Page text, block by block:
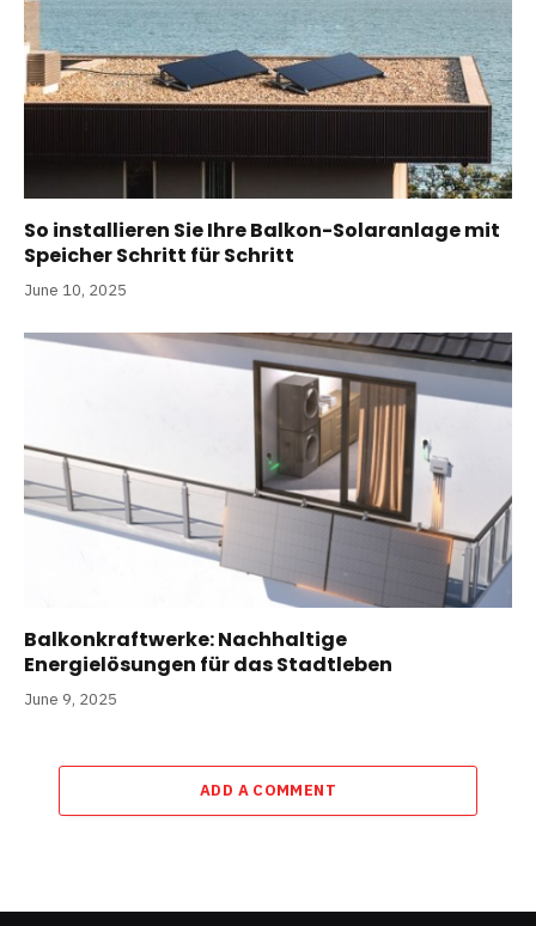
So installieren Sie Ihre Balkon-Solaranlage mit
Speicher Schritt für Schritt
June 10, 2025
Balkonkraftwerke: Nachhaltige
Energielösungen für das Stadtleben
June 9, 2025
ADD A COMMENT